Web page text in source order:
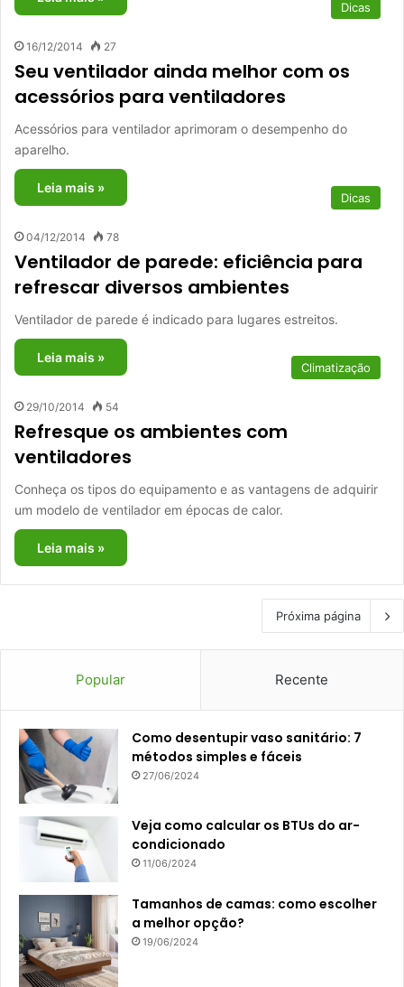
Dicas
16/12/2014 27
Seu ventilador ainda melhor com os
acessórios para ventiladores
Acessórios para ventilador aprimoram o desempenho do
aparelho.
Leia mais »
Dicas
04/12/2014 78
Ventilador de parede: eficiência para
refrescar diversos ambientes
Ventilador de parede é indicado para lugares estreitos.
Leia mais »
Climatização
29/10/2014 54
Refresque os ambientes com
ventiladores
Conheça os tipos do equipamento e as vantagens de adquirir
um modelo de ventilador em épocas de calor.
Leia mais »
Próxima página
Popular Recente
Como desentupir vaso sanitário: 7
métodos simples e fáceis
27/06/2024
Veja como calcular os BTUs do ar-
condicionado
11/06/2024
Tamanhos de camas: como escolher
a melhor opção?
19/06/2024